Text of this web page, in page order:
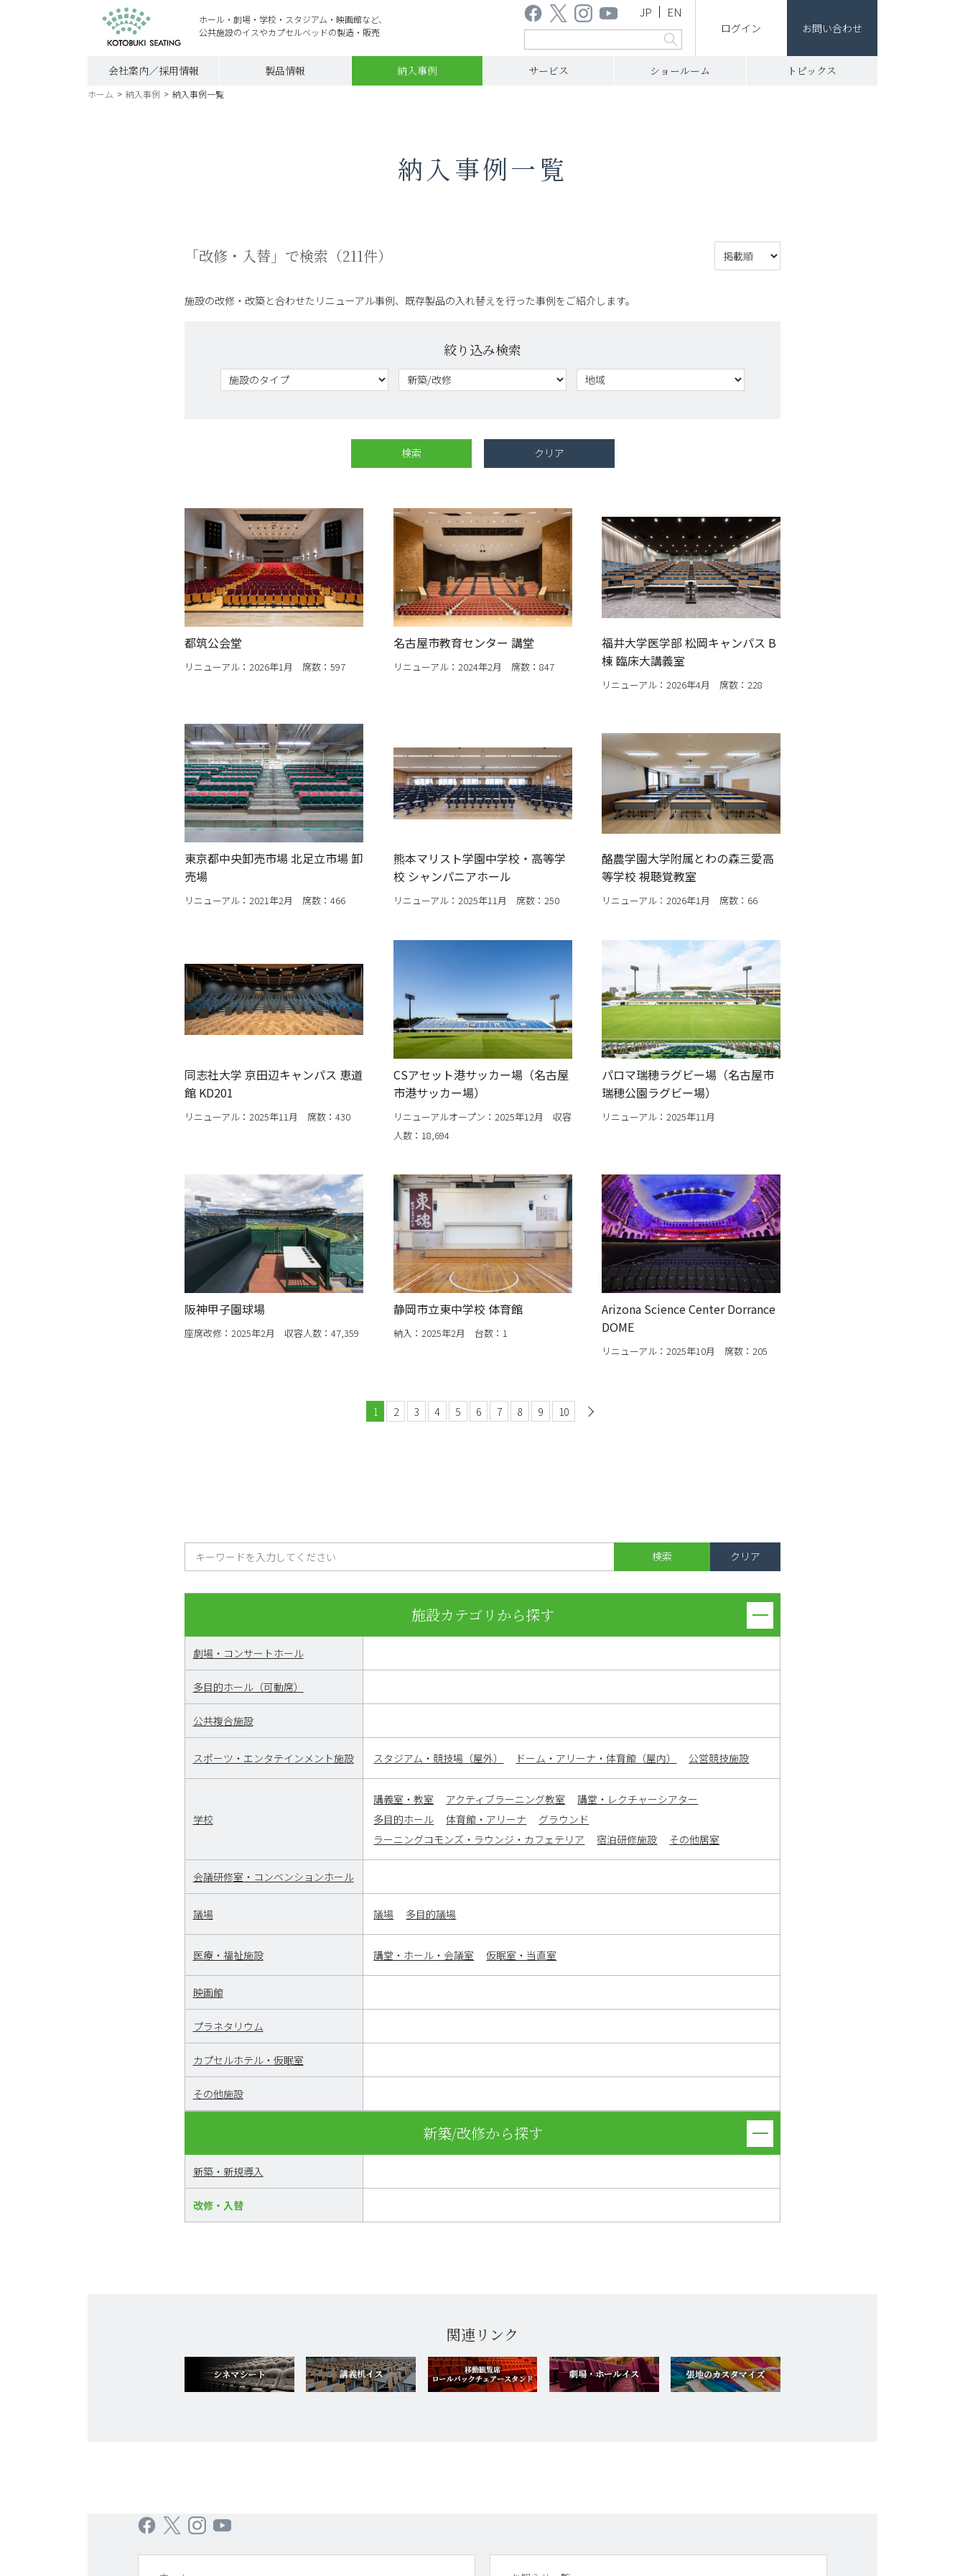
ホール・劇場・学校・スタジアム・映画館など、
公共施設のイスやカプセルベッドの製造・販売
ログイン お問い合わせ
JP EN
会社案内／採用情報 製品情報 納入事例 サービス ショールーム トピックス
ホーム > 納入事例 > 納入事例一覧
納入事例一覧
「改修・入替」で検索（211件）
施設の改修・改築と合わせたリニューアル事例、既存製品の入れ替えを行った事例をご紹介します。
絞り込み検索
都筑公会堂
リニューアル：2026年1月 席数：597
名古屋市教育センター 講堂
リニューアル：2024年2月 席数：847
福井大学医学部 松岡キャンパス B
棟 臨床大講義室
リニューアル：2026年4月 席数：228
東京都中央卸売市場 北足立市場 卸
売場
リニューアル：2021年2月 席数：466
熊本マリスト学園中学校・高等学
校 シャンパニアホール
リニューアル：2025年11月 席数：250
酪農学園大学附属とわの森三愛高
等学校 視聴覚教室
リニューアル：2026年1月 席数：66
同志社大学 京田辺キャンパス 恵道
館 KD201
リニューアル：2025年11月 席数：430
CSアセット港サッカー場（名古屋
市港サッカー場）
リニューアルオープン：2025年12月 収容
人数：18,694
パロマ瑞穂ラグビー場（名古屋市
瑞穂公園ラグビー場）
リニューアル：2025年11月
阪神甲子園球場
座席改修：2025年2月 収容人数：47,359
静岡市立東中学校 体育館
納入：2025年2月 台数：1
Arizona Science Center Dorrance
DOME
リニューアル：2025年10月 席数：205
1 2 3 4 5 6 7 8 9 10
施設カテゴリから探す
劇場・コンサートホール
多目的ホール（可動席）
公共複合施設
スポーツ・エンタテインメント施設 スタジアム・競技場（屋外） ドーム・アリーナ・体育館（屋内） 公営競技施設
学校
講義室・教室 アクティブラーニング教室
講堂・レクチャーシアター
多目的ホール
体育館・アリーナ
グラウンド
ラーニングコモンズ・ラウンジ・カフェテリア
宿泊研修施設 その他居室
会議研修室・コンベンションホール
議場 議場 多目的議場
医療・福祉施設 講堂・ホール・会議室 仮眠室・当直室
映画館
プラネタリウム
カプセルホテル・仮眠室
その他施設
新築/改修から探す
新築・新規導入
改修・入替
関連リンク